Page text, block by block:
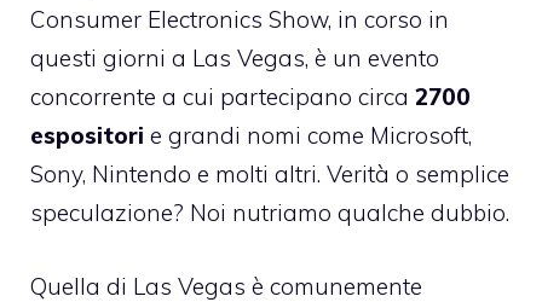
Consumer Electronics Show, in corso in
questi giorni a Las Vegas, è un evento
concorrente a cui partecipano circa 2700
espositori e grandi nomi come Microsoft,
Sony, Nintendo e molti altri. Verità o semplice
speculazione? Noi nutriamo qualche dubbio.
Quella di Las Vegas è comunemente